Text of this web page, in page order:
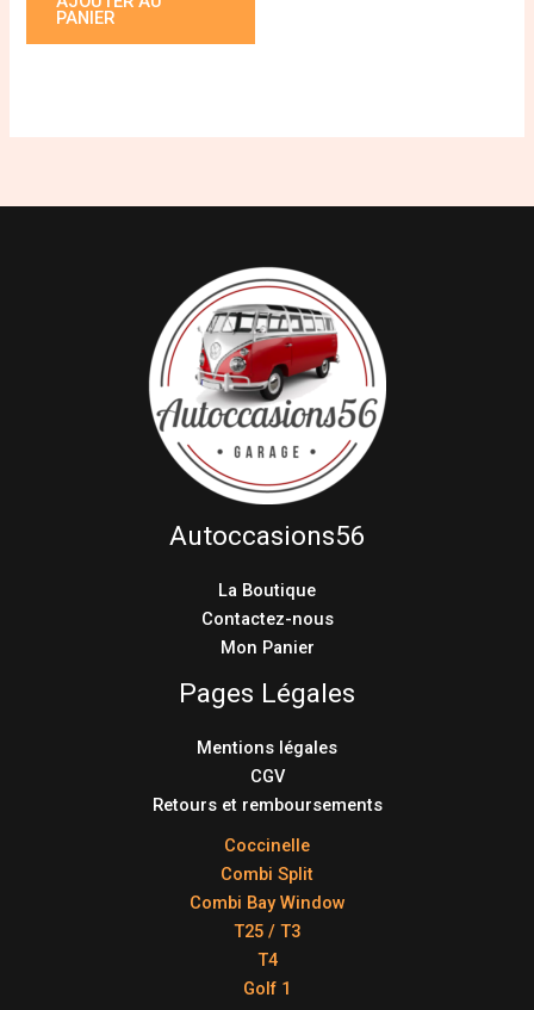
PANIER
Autoccasions56
La Boutique
Contactez-nous
Mon Panier
Pages Légales
Mentions légales
CGV
Retours et remboursements
Coccinelle
Combi Split
Combi Bay Window
T25 / T3
T4
Golf 1